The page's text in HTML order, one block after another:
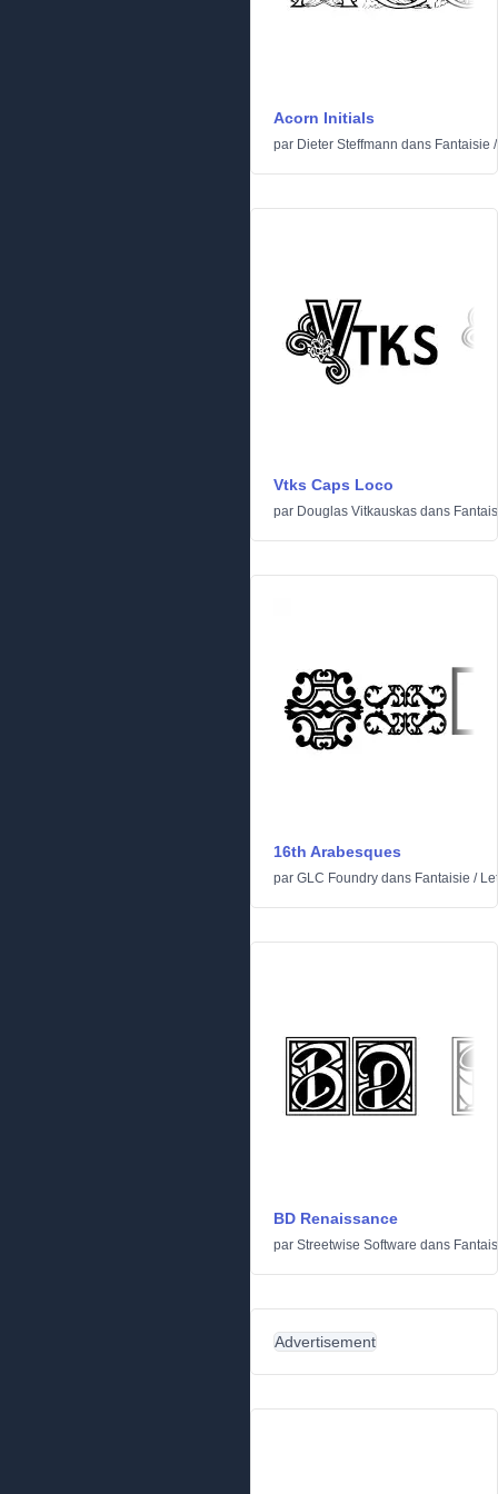
Acorn Initials
par Dieter Steffmann dans Fantaisie
Vtks Caps Loco
par Douglas Vitkauskas dans
16th Arabesques
par GLC Foundry dans Fantaisie /
BD Renaissance
par Streetwise Software dans
Advertisement